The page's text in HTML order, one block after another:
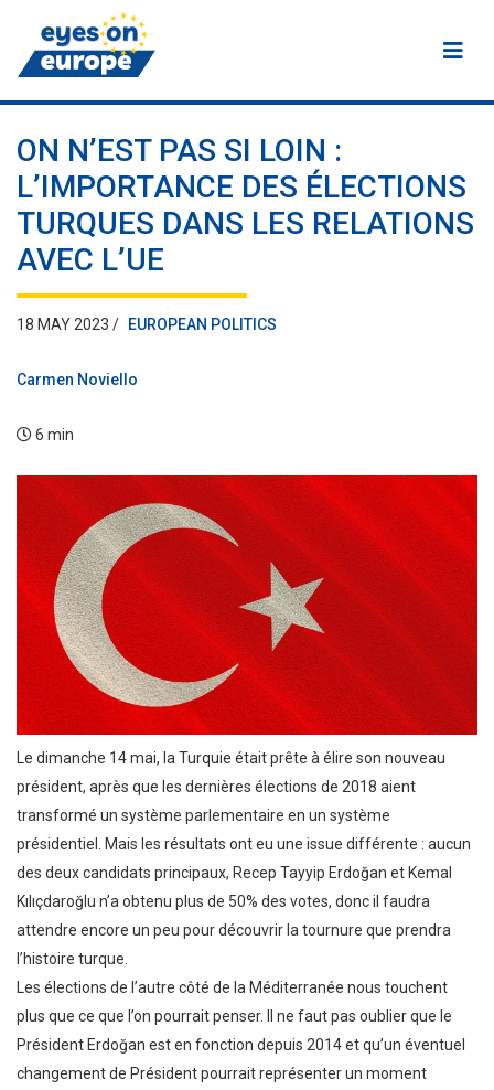
Eyes on Europe
ON N’EST PAS SI LOIN :
L’IMPORTANCE DES ÉLECTIONS
TURQUES DANS LES RELATIONS
AVEC L’UE
18 MAY 2023 / EUROPEAN POLITICS
Carmen Noviello
6 min
Le dimanche 14 mai, la Turquie était prête à élire son nouveau
président, après que les dernières élections de 2018 aient
transformé un système parlementaire en un système
présidentiel. Mais les résultats ont eu une issue différente : aucun
des deux candidats principaux, Recep Tayyip Erdoğan et Kemal
Kılıçdaroğlu n’a obtenu plus de 50% des votes, donc il faudra
attendre encore un peu pour découvrir la tournure que prendra
l’histoire turque.
Les élections de l’autre côté de la Méditerranée nous touchent
plus que ce que l’on pourrait penser. Il ne faut pas oublier que le
Président Erdoğan est en fonction depuis 2014 et qu’un éventuel
changement de Président pourrait représenter un moment